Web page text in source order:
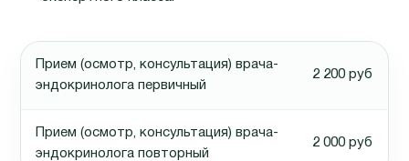
Прием (осмотр, консультация) врача-
эндокринолога первичный
2 200 руб
Прием (осмотр, консультация) врача-
эндокринолога повторный
2 000 руб